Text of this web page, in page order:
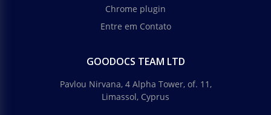
Chrome plugin
Entre em Contato
GOODOCS TEAM LTD
Pavlou Nirvana, 4 Alpha Tower, of. 11,
Limassol, Cyprus